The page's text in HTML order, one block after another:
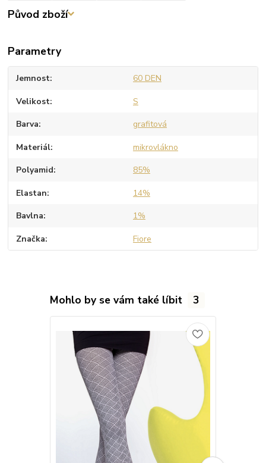
Původ zboží
Parametry
Jemnost 60 DEN
Velikost S
Barva grafitová
Materiál mikrovlákno
Polyamid 85%
Elastan 14%
Bavlna 1%
Značka Fiore
Mohlo by se vám také líbit 3